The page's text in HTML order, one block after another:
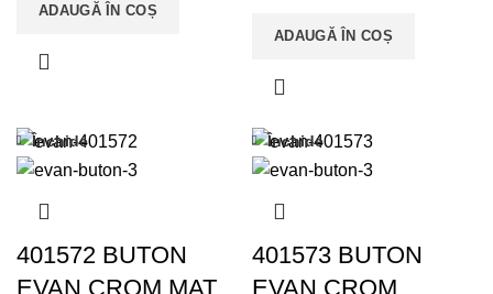
ADAUGĂ ÎN COȘ
ADAUGĂ ÎN COȘ
Închide
401572 BUTON
EVAN CROM MAT
Închide
401573 BUTON
EVAN CROM